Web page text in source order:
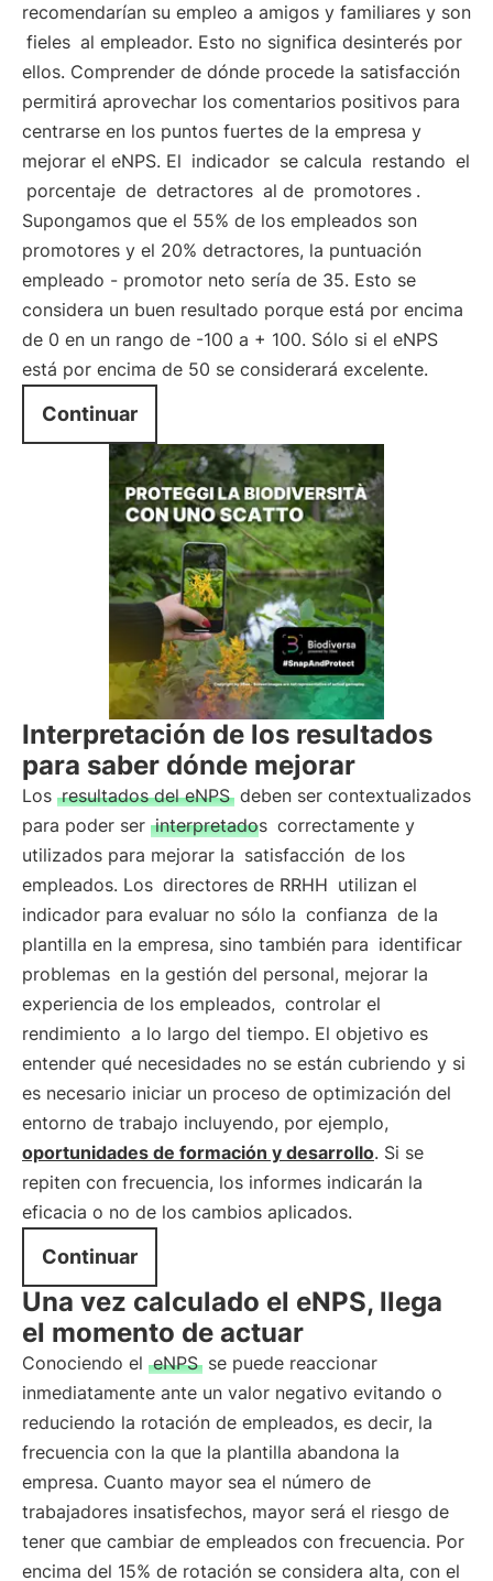
recomendarían su empleo a amigos y familiares y son
fieles al empleador. Esto no significa desinterés por
ellos. Comprender de dónde procede la satisfacción
permitirá aprovechar los comentarios positivos para
centrarse en los puntos fuertes de la empresa y
mejorar el eNPS. El indicador se calcula restando el
porcentaje de detractores al de promotores .
Supongamos que el 55% de los empleados son
promotores y el 20% detractores, la puntuación
empleado - promotor neto sería de 35. Esto se
considera un buen resultado porque está por encima
de 0 en un rango de -100 a + 100. Sólo si el eNPS
está por encima de 50 se considerará excelente.
Continuar
Interpretación de los resultados
para saber dónde mejorar
Los resultados del eNPS deben ser contextualizados
para poder ser interpretados correctamente y
utilizados para mejorar la satisfacción de los
empleados. Los directores de RRHH utilizan el
indicador para evaluar no sólo la confianza de la
plantilla en la empresa, sino también para identificar
problemas en la gestión del personal, mejorar la
experiencia de los empleados, controlar el
rendimiento a lo largo del tiempo. El objetivo es
entender qué necesidades no se están cubriendo y si
es necesario iniciar un proceso de optimización del
entorno de trabajo incluyendo, por ejemplo,
oportunidades de formación y desarrollo. Si se
repiten con frecuencia, los informes indicarán la
eficacia o no de los cambios aplicados.
Continuar
Una vez calculado el eNPS, llega
el momento de actuar
Conociendo el eNPS se puede reaccionar
inmediatamente ante un valor negativo evitando o
reduciendo la rotación de empleados, es decir, la
frecuencia con la que la plantilla abandona la
empresa. Cuanto mayor sea el número de
trabajadores insatisfechos, mayor será el riesgo de
tener que cambiar de empleados con frecuencia. Por
encima del 15% de rotación se considera alta, con el